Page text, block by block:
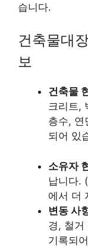
습니다.
건축물대
보
건축물
크리트,
층수, 연
되어 있
소유자
납니다.
에서 더
변동 사
경, 철거
기록되